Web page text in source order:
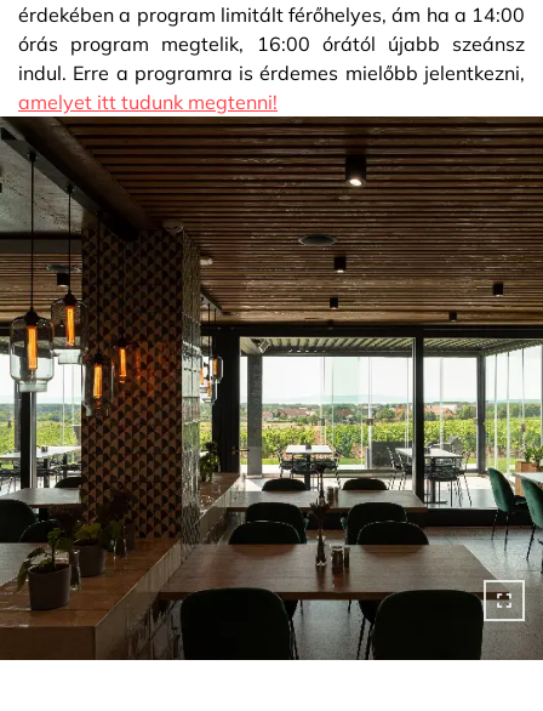
érdekében a program limitált férőhelyes, ám ha a 14:00
órás program megtelik, 16:00 órától újabb szeánsz
indul. Erre a programra is érdemes mielőbb jelentkezni,
amelyet itt tudunk megtenni!